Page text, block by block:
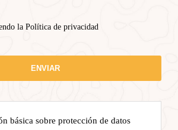
la Política de privacidad
básica sobre protección de datos